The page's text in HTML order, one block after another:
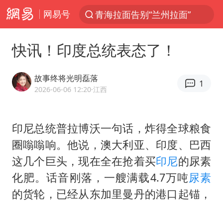
网易号
青海拉面告别“兰州拉面”
U17国足三战全胜
巡查组提问 工作人员偷用手机查答案
看守所辅警收受10万获刑1年
多地要求领导干部带头休假
台风白海豚进入48小时警戒线
快讯！印度总统表态了！
故事终将光明磊落
2026-06-06 12:20·江西
1
印尼总统普拉博沃一句话，炸得全球粮食
圈嗡嗡响。他说，澳大利亚、印度、巴西
这几个巨头，现在全在抢着买印尼的尿素
化肥。话音刚落，一艘满载4.7万吨尿素
的货轮，已经从东加里曼丹的港口起锚，